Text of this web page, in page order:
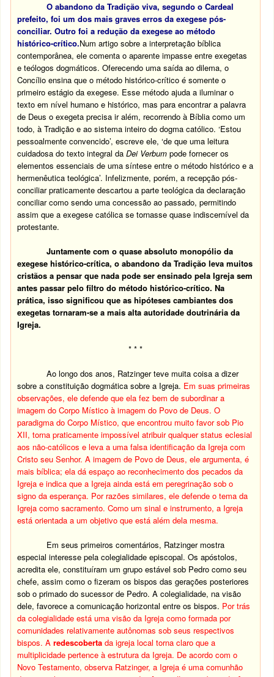
O abandono da Tradição viva, segundo o Cardeal
prefeito, foi um dos mais graves erros da exegese pós-
conciliar. Outro foi a redução da exegese ao método
histórico-crítico.Num artigo sobre a interpretação bíblica
contemporânea, ele comenta o aparente impasse entre exegetas
e teólogos dogmáticos. Oferecendo uma saída ao dilema, o
Concílio ensina que o método histórico-crítico é somente o
primeiro estágio da exegese. Esse método ajuda a iluminar o
texto em nível humano e histórico, mas para encontrar a palavra
de Deus o exegeta precisa ir além, recorrendo à Bíblia como um
todo, à Tradição e ao sistema inteiro do dogma católico. ‘Estou
pessoalmente convencido’, escreve ele, ‘de que uma leitura
cuidadosa do texto integral daDei Verbumpode fornecer os
elementos essenciais de uma síntese entre o método histórico e a
hermenêutica teológica’. Infelizmente, porém, a recepção pós-
conciliar praticamente descartou a parte teológica da declaração
conciliar como sendo uma concessão ao passado, permitindo
assim que a exegese católica se tornasse quase indiscernível da
protestante.
Juntamente com o quase absoluto monopólio da
exegese histórico-crítica, o abandono da Tradição leva muitos
cristãos a pensar que nada pode ser ensinado pela Igreja sem
antes passar pelo filtro do método histórico-crítico. Na
prática, isso significou que as hipóteses cambiantes dos
exegetas tornaram-se a mais alta autoridade doutrinária da
Igreja.
* * *
Ao longo dos anos, Ratzinger teve muita coisa a dizer
sobre a constituição dogmática sobre a Igreja. Em suas primeiras
observações, ele defende que ela fez bem de subordinar a
imagem do Corpo Místico à imagem do Povo de Deus. O
paradigma do Corpo Místico, que encontrou muito favor sob Pio
XII, torna praticamente impossível atribuir qualquer status eclesial
aos não-católicos e leva a uma falsa identificação da Igreja com
Cristo seu Senhor. A imagem de Povo de Deus, ele argumenta, é
mais bíblica; ela dá espaço ao reconhecimento dos pecados da
Igreja e indica que a Igreja ainda está em peregrinação sob o
signo da esperança. Por razões similares, ele defende o tema da
Igreja como sacramento. Como um sinal e instrumento, a Igreja
está orientada a um objetivo que está além dela mesma.
Em seus primeiros comentários, Ratzinger mostra
especial interesse pela colegialidade episcopal. Os apóstolos,
acredita ele, constituíram um grupo estável sob Pedro como seu
chefe, assim como o fizeram os bispos das gerações posteriores
sob o primado do sucessor de Pedro. A colegialidade, na visão
dele, favorece a comunicação horizontal entre os bispos. Por trás
da colegialidade está uma visão da Igreja como formada por
comunidades relativamente autônomas sob seus respectivos
bispos. Aredescobertada igreja local torna claro que a
multiplicidade pertence à estrutura da Igreja. De acordo com o
Novo Testamento, observa Ratzinger, a Igreja é uma comunhão